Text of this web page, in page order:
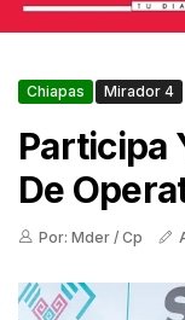
Chiapas Mirador 4
Participa
De
Por: Mder / Cp